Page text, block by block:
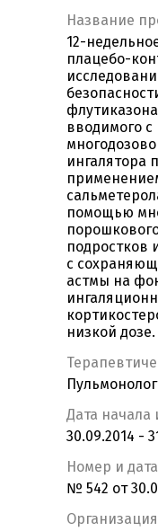
Название
12-
плацебо-
вводимого
ингалятора
помощью
подростков
с
астмы на
низкой дозе.
Дата начала
30.09.2014 -
Номер и
№ 542 от